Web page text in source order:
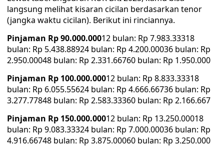
langsung melihat kisaran cicilan berdasarkan tenor
(jangka waktu cicilan). Berikut ini rinciannya.
Pinjaman Rp 90.000.00012 bulan: Rp 7.983.33318
bulan: Rp 5.438.88924 bulan: Rp 4.200.00036 bulan: Rp
2.950.00048 bulan: Rp 2.331.66760 bulan: Rp 1.950.000
Pinjaman Rp 100.000.00012 bulan: Rp 8.833.33318
bulan: Rp 6.055.55624 bulan: Rp 4.666.66736 bulan: Rp
3.277.77848 bulan: Rp 2.583.33360 bulan: Rp 2.166.667
Pinjaman Rp 150.000.00012 bulan: Rp 13.250.00018
bulan: Rp 9.083.33324 bulan: Rp 7.000.00036 bulan: Rp
4.916.66748 bulan: Rp 3.875.00060 bulan: Rp 3.250.000